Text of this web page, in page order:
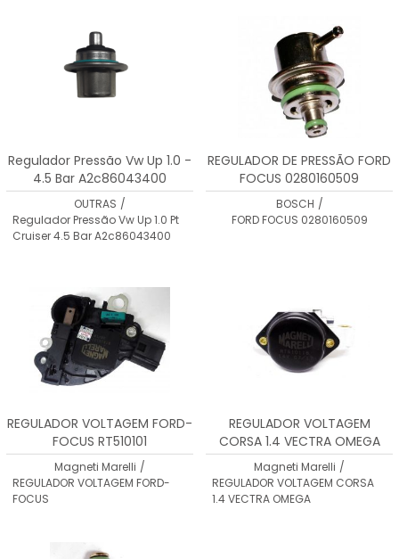
Regulador Pressão Vw Up 1.0 -
4.5 Bar A2c86043400
OUTRAS /
Regulador Pressão Vw Up 1.0 Pt
Cruiser 4.5 Bar A2c86043400
REGULADOR DE PRESSÃO FORD
FOCUS 0280160509
BOSCH /
FORD FOCUS 0280160509
REGULADOR VOLTAGEM FORD-
FOCUS RT510101
Magneti Marelli /
REGULADOR VOLTAGEM FORD-
FOCUS
REGULADOR VOLTAGEM
CORSA 1.4 VECTRA OMEGA
RT510118
Magneti Marelli /
REGULADOR VOLTAGEM CORSA
1.4 VECTRA OMEGA